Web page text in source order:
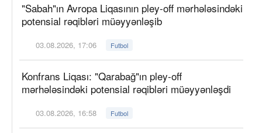
"Sabah"ın Avropa Liqasının pley-off mərhələsindəki
potensial rəqibləri müəyyənləşib
03.08.2026, 17:06 Futbol
Konfrans Liqası: "Qarabağ"ın pley-off
mərhələsindəki potensial rəqibləri müəyyənləşdi
03.08.2026, 16:58 Futbol